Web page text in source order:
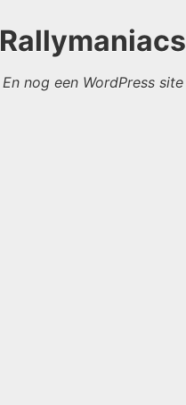
Rallymaniacs
En nog een WordPress site